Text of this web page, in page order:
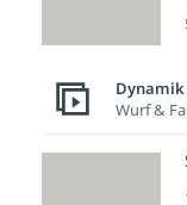
Dynamik
Wurf &